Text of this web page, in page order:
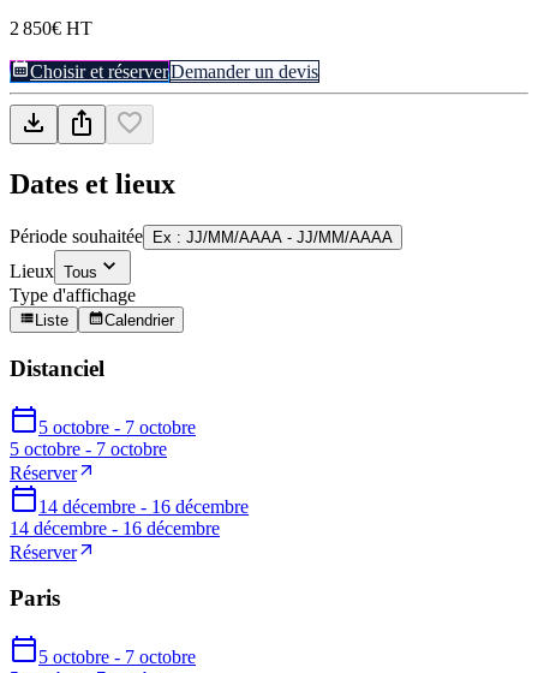
2 850€ HT
Choisir et réserverDemander un devis
Dates et lieux
Période souhaitée Ex : JJ/MM/AAAA - JJ/MM/AAAA
Lieux Tous
Type d'affichage
Liste Calendrier
Distanciel
5 octobre - 7 octobre
5 octobre - 7 octobre
Réserver
14 décembre - 16 décembre
14 décembre - 16 décembre
Réserver
Paris
5 octobre - 7 octobre